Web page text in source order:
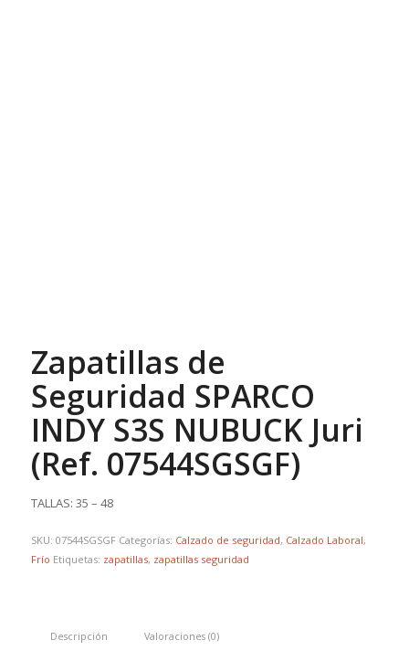
Zapatillas de
Seguridad SPARCO
INDY S3S NUBUCK Juri
(Ref. 07544SGSGF)
TALLAS: 35 – 48
SKU: 07544SGSGF Categorías: Calzado de seguridad, Calzado Laboral,
Frío Etiquetas: zapatillas, zapatillas seguridad
Descripción Valoraciones (0)